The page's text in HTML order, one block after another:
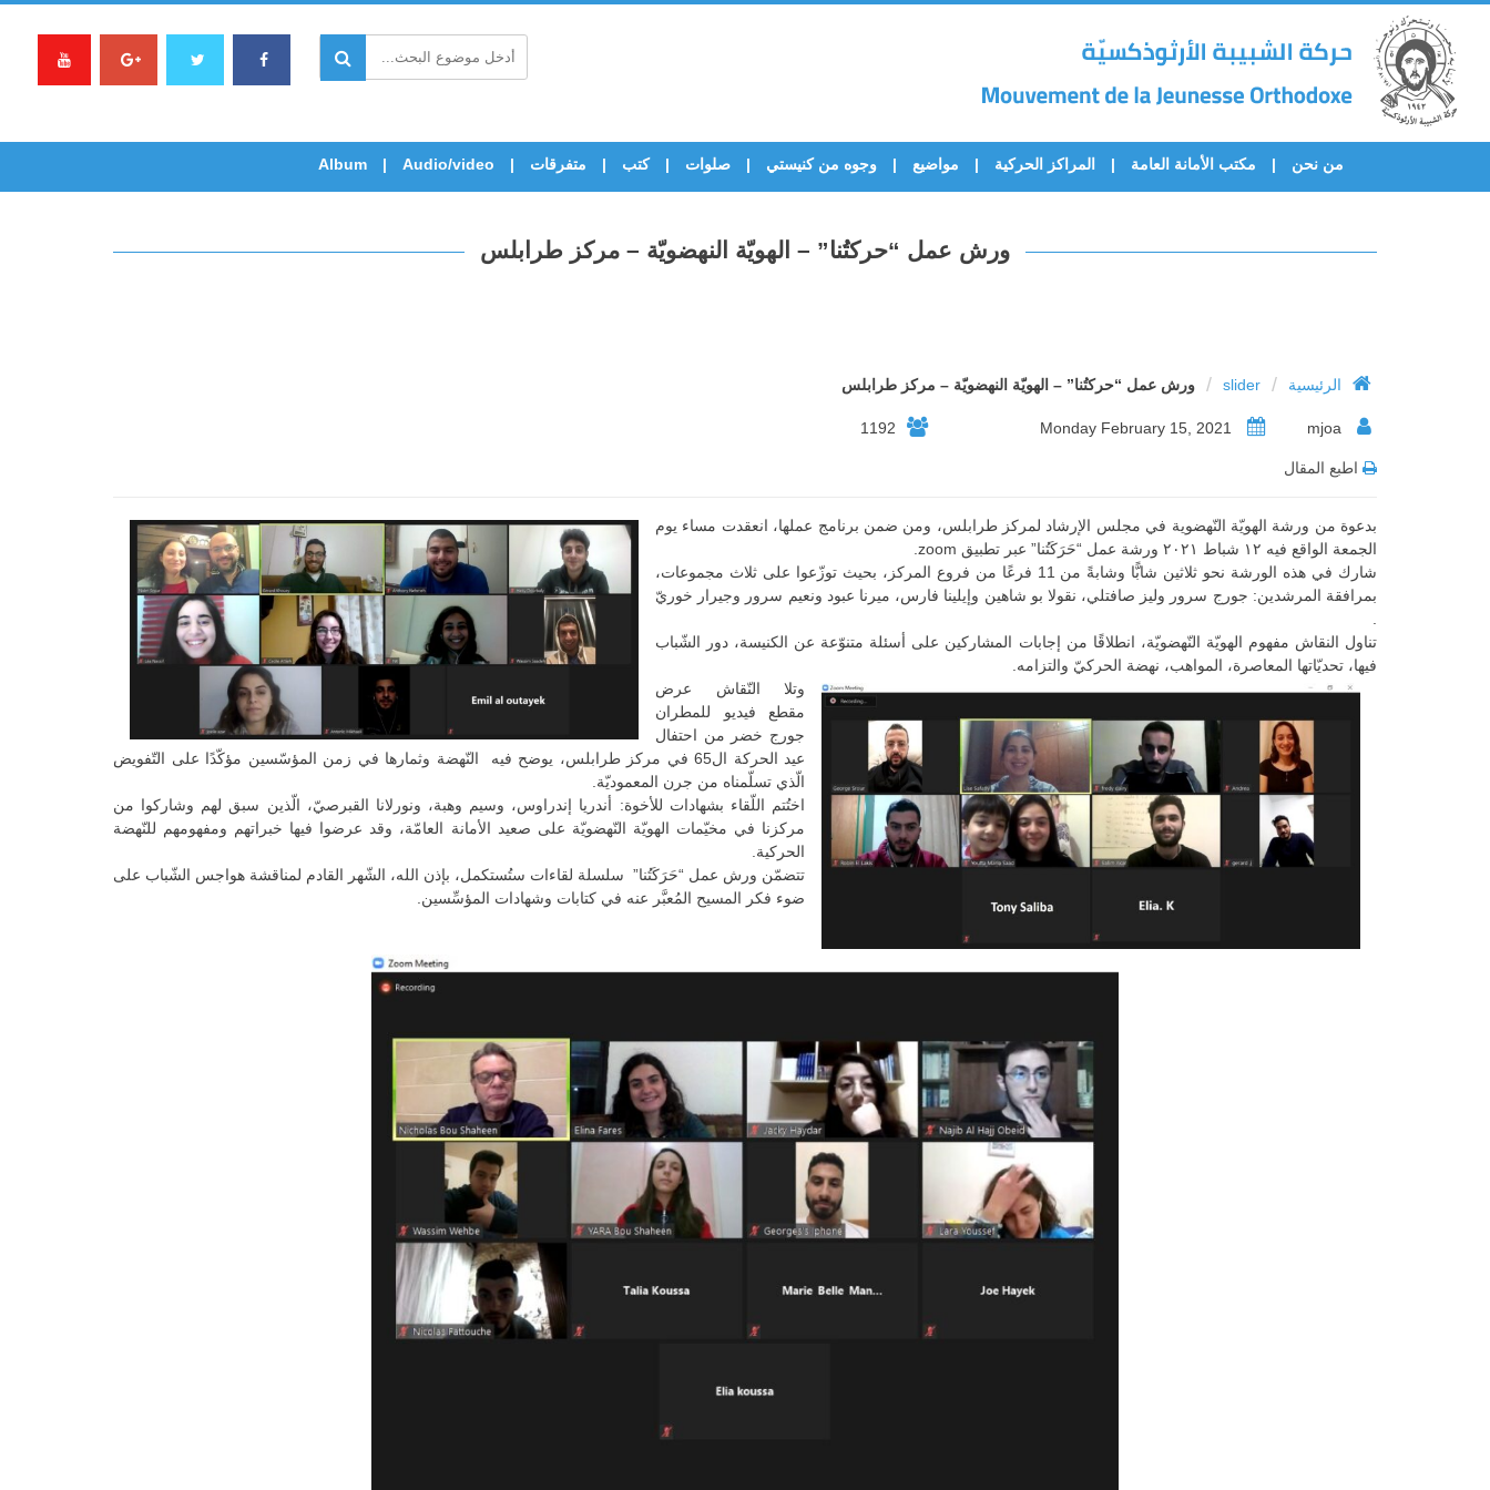
من نحن مكتب الأمانة العامة المراكز الحركية مواضيع وجوه من كنيستي صلوات كتب متفرقات Audio/video
Album
ورش عمل “حركتُنا” – الهويّة النهضويّة – مركز طرابلس
الرئيسية /
slider
/ ورش عمل “حركتُنا” – الهويّة النهضويّة – مركز طرابلس
1192
اطبع المقال
بدعوة من ورشة الهويّة النّهضوية في مجلس الإرشاد لمركز طرابلس، ومن ضمن برنامج عملها، انعقدت مساء يوم
الجمعة الواقع فيه ١٢ شباط ٢٠٢١ ورشة عمل “حَرَكَتُنا” عبر تطبيق zoom.
شارك في هذه الورشة نحو ثلاثين شابًّا وشابةً من 11 فرعًا من فروع المركز، بحيث توزّعوا على ثلاث مجموعات،
بمرافقة المرشدين: جورج سرور وليز صافتلي، نقولا بو شاهين وإيلينا فارس، ميرنا عبود ونعيم سرور وجيرار خوريّ
تناول النقاش مفهوم الهويّة النّهضويّة، انطلاقًا من إجابات المشاركين على أسئلة متنوّعة عن الكنيسة، دور الشّباب
فيها، تحديّاتها المعاصرة، المواهب، نهضة الحركيّ والتزامه.
وتلا النّقاش عرض
مقطع فيديو للمطران
جورج خضر من احتفال
عيد الحركة ال65 في مركز طرابلس، يوضح فيه النّهضة وثمارها في زمن المؤسّسين مؤكّدًا على التّفويض
الّذي تسلّمناه من جرن المعموديّة.
اختُتم اللّقاء بشهادات للأخوة: أندريا إندراوس، وسيم وهبة، ونورلانا القبرصيّ، الّذين سبق لهم وشاركوا من
مركزنا في مخيّمات الهويّة النّهضويّة على صعيد الأمانة العامّة، وقد عرضوا فيها خبراتهم ومفهومهم للنّهضة
الحركية.
تتضمّن ورش عمل “حَرَكَتُنا” سلسلة لقاءات ستُستكمل، بإذن الله، الشّهر القادم لمناقشة هواجس الشّباب على
ضوء فكر المسيح المُعبَّر عنه في كتابات وشهادات المؤسِّسين.